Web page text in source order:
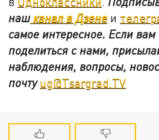
нашканал в Дзене и
самое интересное. Если вам
поделиться с нами,
наблюдения, вопросы,
почтуug@Tsargrad.TV